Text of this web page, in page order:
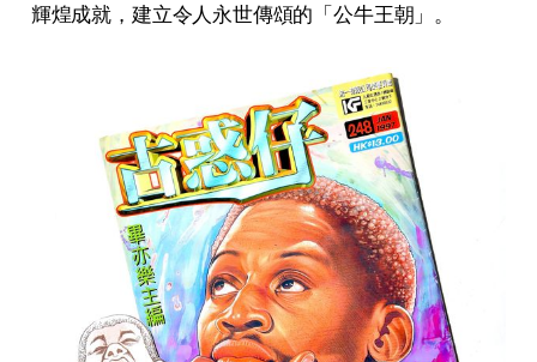
輝煌成就，建立令人永世傳頌的「公牛王朝」。